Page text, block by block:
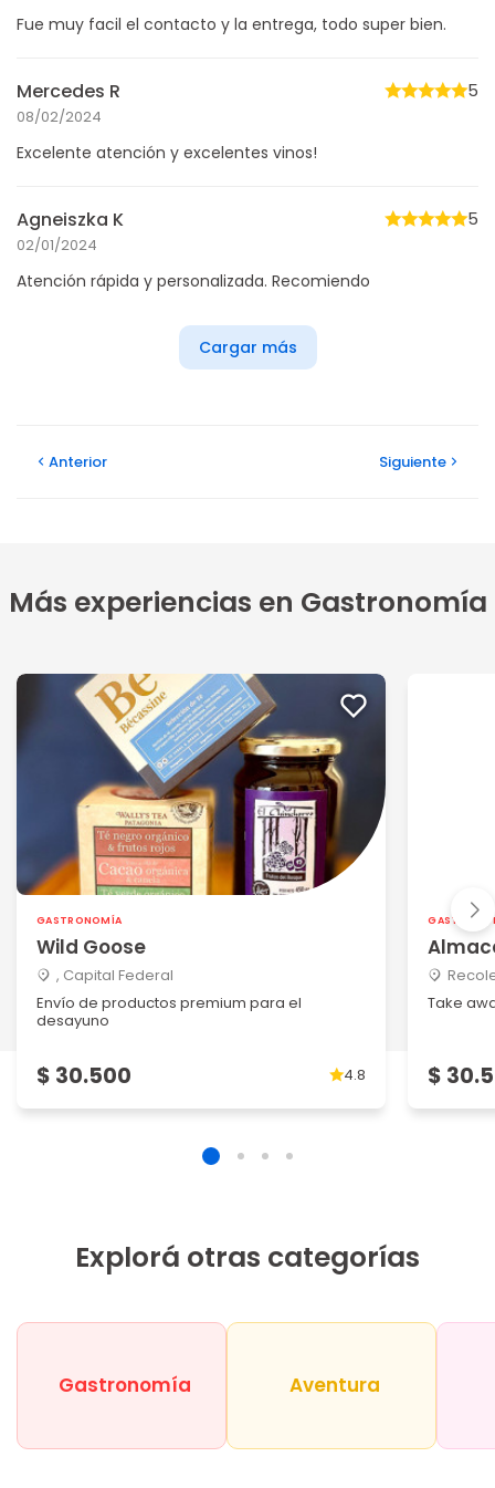
Fue muy facil el contacto y la entrega, todo super bien.
Mercedes R
08/02/2024
5
Excelente atención y excelentes vinos!
Agneiszka K
02/01/2024
5
Atención rápida y personalizada. Recomiendo
Cargar más
Anterior Siguiente
Más experiencias en Gastronomía
GASTRONOMÍA
Wild Goose
, Capital Federal
Envío de productos premium para el
desayuno
$ 30.500 4.8
Take
$
Explorá otras categorías
Gastronomía Aventura